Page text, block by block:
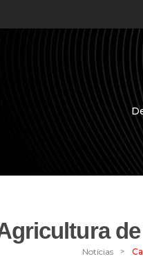
Notícias >